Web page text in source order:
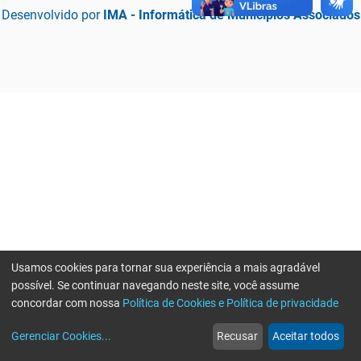
Desenvolvido por IMA - Informática de Municípios Associados
web
Notícias
more_horiz
Mais
Usamos cookies para tornar sua experiência a mais agradável
possível. Se continuar navegando neste site, você assume
concordar com nossa Política de Cookies e Política de privacidade
Gerenciar Cookies... Recusar Aceitar todos
Erro ao enviar informações, por favor tente novamente